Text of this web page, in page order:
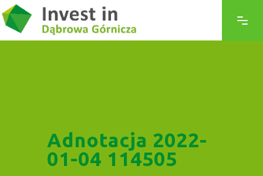
Adnotacja 2022-
01-04 114505